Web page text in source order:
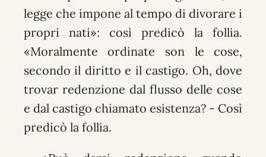
legge che impone al tempo di divorare i
propri nati»: così predicò la follia.
«Moralmente ordinate son le cose,
secondo il diritto e il castigo. Oh, dove
trovar redenzione dal flusso delle cose
e dal castigo chiamato esistenza? - Così
predicò la follia.